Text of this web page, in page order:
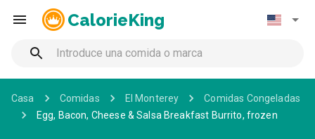
CalorieKing
Casa Comidas El Monterey
Comidas Congeladas
Egg, Bacon, Cheese & Salsa Breakfast Burrito, frozen